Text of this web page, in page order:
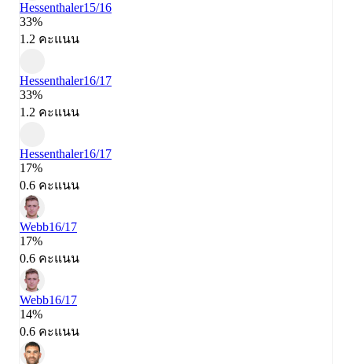
Hessenthaler15/16
33%
1.2 คะแนน
Hessenthaler16/17
33%
1.2 คะแนน
Hessenthaler16/17
17%
0.6 คะแนน
Webb16/17
17%
0.6 คะแนน
Webb16/17
14%
0.6 คะแนน